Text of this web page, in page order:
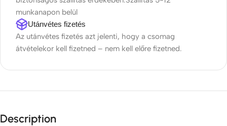
munkanapon belül
Utánvétes fizetés
Az utánvétes fizetés azt jelenti, hogy a csomag
átvételekor kell fizetned – nem kell előre fizetned.
Description